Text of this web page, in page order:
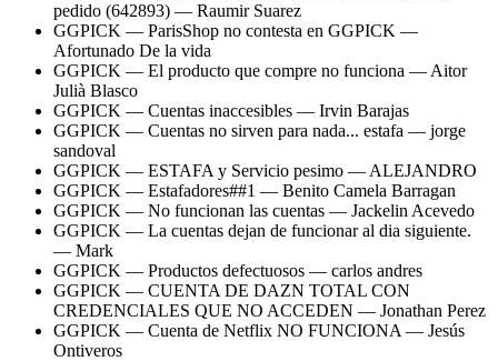
pedido (642893) — Raumir Suarez
GGPICK — ParisShop no contesta en GGPICK —
Afortunado De la vida
GGPICK — El producto que compre no funciona — Aitor
Julià Blasco
GGPICK — Cuentas inaccesibles — Irvin Barajas
GGPICK — Cuentas no sirven para nada... estafa — jorge
sandoval
GGPICK — ESTAFA y Servicio pesimo — ALEJANDRO
GGPICK — Estafadores##1 — Benito Camela Barragan
GGPICK — No funcionan las cuentas — Jackelin Acevedo
GGPICK — La cuentas dejan de funcionar al dia siguiente.
— Mark
GGPICK — Productos defectuosos — carlos andres
GGPICK — CUENTA DE DAZN TOTAL CON
CREDENCIALES QUE NO ACCEDEN — Jonathan Perez
GGPICK — Cuenta de Netflix NO FUNCIONA — Jesús
Ontiveros